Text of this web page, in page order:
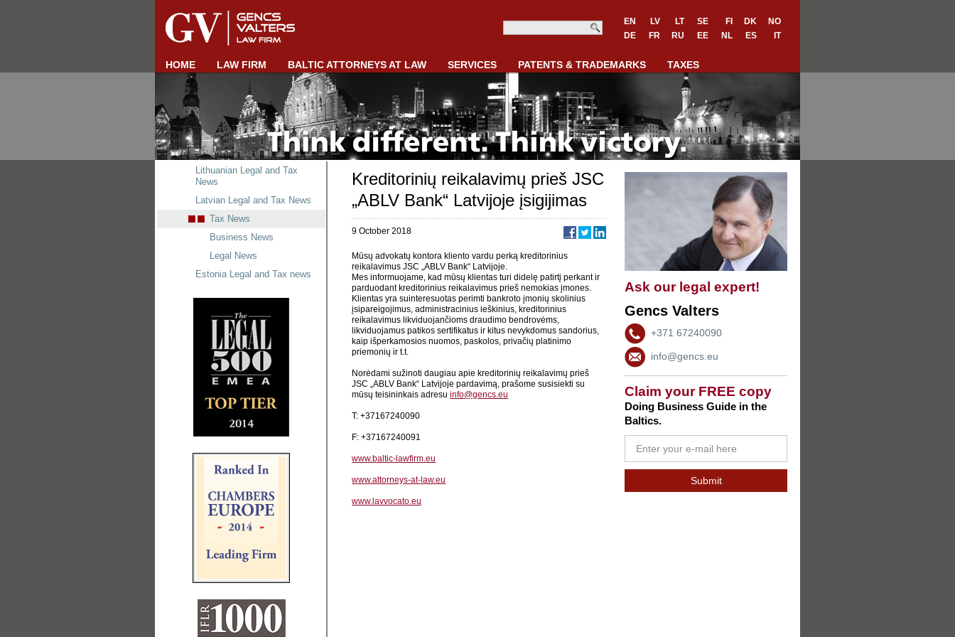
EN LV LT SE FI DK
NO
DE
FR RU EE NL ES IT
HOME LAW FIRM BALTIC ATTORNEYS AT LAW SERVICES PATENTS & TRADEMARKS TAXES
Ask our legal expert!
Gencs Valters
+371 67240090
info@gencs.eu
Claim your FREE copy
Doing Business Guide in the
Baltics.
Kreditorinių reikalavimų prieš JSC
„ABLV Bank“ Latvijoje įsigijimas
9 October 2018
Mūsų advokatų kontora kliento vardu perką kreditorinius
reikalavimus JSC „ABLV Bank“ Latvijoje.
Mes informuojame, kad mūsų klientas turi didelę patirtį perkant ir
parduodant kreditorinius reikalavimus prieš nemokias įmones.
Klientas yra suinteresuotas perimti bankroto įmonių skolinius
įsipareigojimus, administracinius ieškinius, kreditorinius
reikalavimus likviduojančioms draudimo bendrovėms,
likviduojamus patikos sertifikatus ir kitus nevykdomus sandorius,
kaip išperkamosios nuomos, paskolos, privačių platinimo
priemonių ir t.t.
Norėdami sužinoti daugiau apie kreditorinių reikalavimų prieš
JSC „ABLV Bank“ Latvijoje pardavimą, prašome susisiekti su
mūsų teisininkais adresuinfo@gencs.eu
T: +37167240090
F: +37167240091
www.baltic-lawfirm.eu
www.attorneys-at-law.eu
www.lavvocato.eu
Lithuanian Legal and Tax
News
Latvian Legal and Tax News
Tax News
Business News
Legal News
Estonia Legal and Tax news